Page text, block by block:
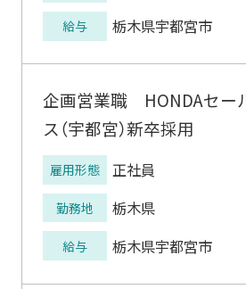
給与 栃木県宇都宮市
企画営業職 HONDAセー
ス（宇都宮）新卒採用
雇用形態 正社員
勤務地 栃木県
給与 栃木県宇都宮市